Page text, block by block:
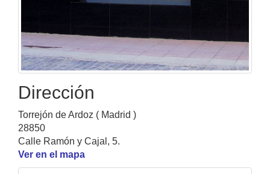
Dirección
Torrejón de Ardoz ( Madrid )
28850
Calle Ramón y Cajal, 5.
Ver en el mapa